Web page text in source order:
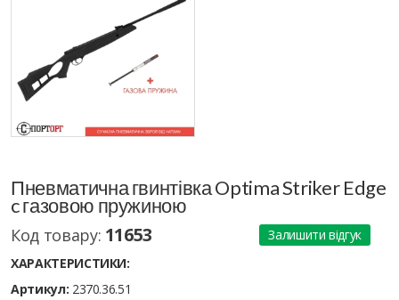
Пневматична гвинтівка Optima Striker Edge
c газовою пружиною
Код товару: 11653
Залишити відгук
ХАРАКТЕРИСТИКИ:
Артикул: 2370.36.51